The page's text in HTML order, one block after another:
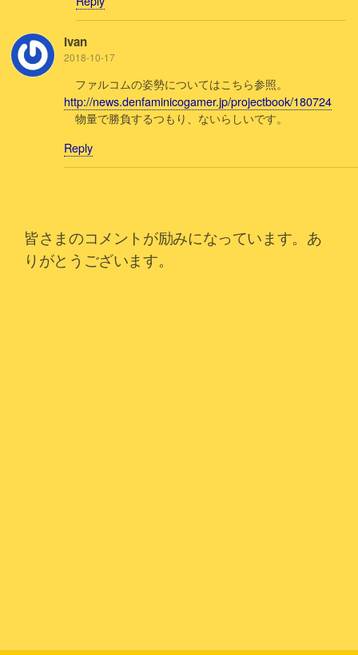
Ivan
2018-10-17
ファルコムの姿勢についてはこちら参照。
http://news.denfaminicogamer.jp/projectbook/180724
物量で勝負するつもり、ないらしいです。
Reply
皆さまのコメントが励みになっています。あ
りがとうございます。